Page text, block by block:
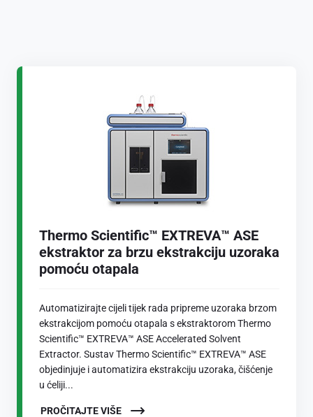
Thermo Scientific™ EXTREVA™ ASE
ekstraktor za brzu ekstrakciju uzoraka
pomoću otapala
Automatizirajte cijeli tijek rada pripreme uzoraka brzom
ekstrakcijom pomoću otapala s ekstraktorom Thermo
Scientific™ EXTREVA™ ASE Accelerated Solvent
Extractor. Sustav Thermo Scientific™ EXTREVA™ ASE
objedinjuje i automatizira ekstrakciju uzoraka, čišćenje
u ćeliji...
PROČITAJTE VIŠE